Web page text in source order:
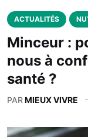
ACTUALITÉS
Minceur :
nous à
santé ?
PARMIEUX VIVRE